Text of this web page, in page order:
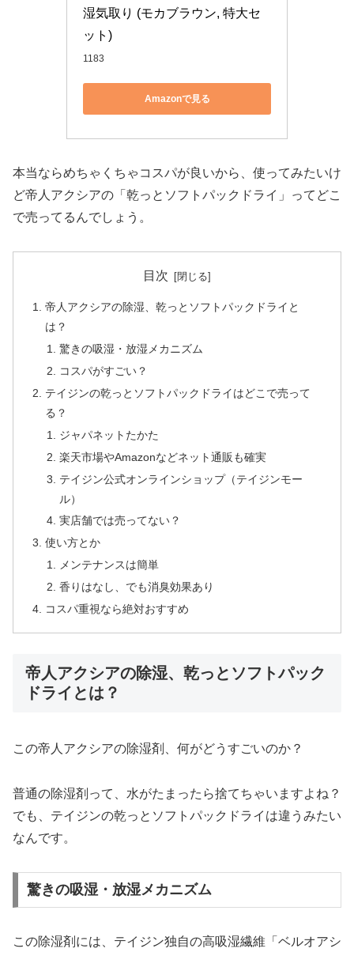
湿気取り (モカブラウン, 特大セ
ット)
1183
Amazonで見る
本当ならめちゃくちゃコスパが良いから、使ってみたいけ
ど帝人アクシアの「乾っとソフトパックドライ」ってどこ
で売ってるんでしょう。
目次
帝人アクシアの除湿、乾っとソフトパックドライと
は？
驚きの吸湿・放湿メカニズム
コスパがすごい？
テイジンの乾っとソフトパックドライはどこで売って
る？
ジャパネットたかた
楽天市場やAmazonなどネット通販も確実
テイジン公式オンラインショップ（テイジンモー
ル）
実店舗では売ってない？
使い方とか
メンテナンスは簡単
香りはなし、でも消臭効果あり
コスパ重視なら絶対おすすめ
帝人アクシアの除湿、乾っとソフトパック
ドライとは？
この帝人アクシアの除湿剤、何がどうすごいのか？
普通の除湿剤って、水がたまったら捨てちゃいますよね？
でも、テイジンの乾っとソフトパックドライは違うみたい
なんです。
驚きの吸湿・放湿メカニズム
この除湿剤には、テイジン独自の高吸湿繊維「ベルオアシ